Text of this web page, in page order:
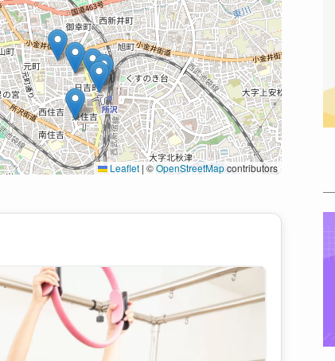
Leaflet | ©OpenStreetMapcontributors